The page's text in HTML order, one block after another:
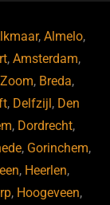
,Almelo,
,Amsterdam,
, Breda,
, Delfzijl, Den
, Dordrecht,
, Gorinchem,
, Heerlen,
, Hoogeveen,